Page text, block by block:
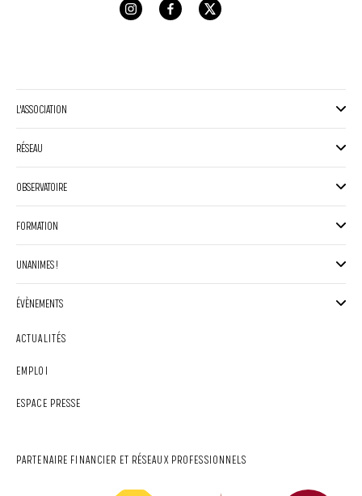
L'ASSOCIATION
RÉSEAU
OBSERVATOIRE
FORMATION
UNANIMES !
ÉVÈNEMENTS
ACTUALITÉS
EMPLOI
ESPACE PRESSE
PARTENAIRE FINANCIER ET RÉSEAUX PROFESSIONNELS